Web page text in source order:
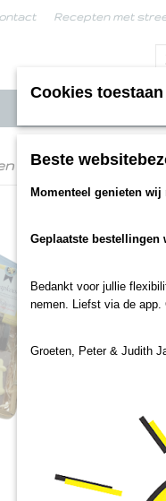
Recepten met
> Felicitatie
€ 18,75
✓ Op
Aantal
Cookies
Beste
Momenteel genieten
Geplaatste bestellingen
Bedankt voor jullie
nemen. Liefst via de app.
Groeten, Peter & Judith